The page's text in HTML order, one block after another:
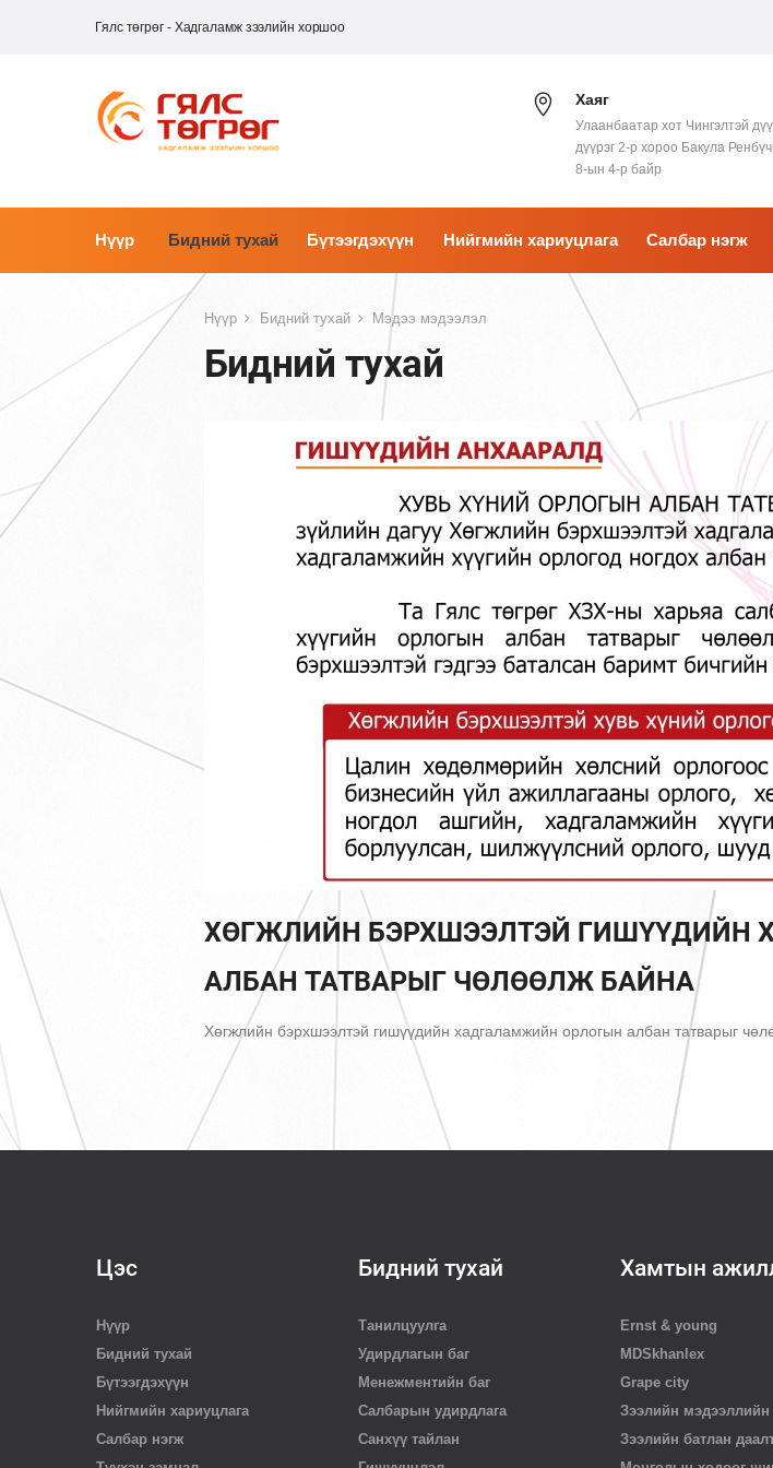
Гялс төгрөг - Хадгаламж зээлийн хоршоо
Хаяг
Улаанбаатар хот Чингэлтэй
дүүрэг 2-р хороо Бакула
8-ын 4-р байр
Нүүр Бидний тухай Бүтээгдэхүүн Нийгмийн хариуцлага Салбар нэгж
Нүүр Бидний тухай Мэдээ мэдээлэл
Бидний тухай
ХӨГЖЛИЙН БЭРХШЭЭЛТЭЙ ГИШҮҮДИЙН
АЛБАН ТАТВАРЫГ ЧӨЛӨӨЛЖ БАЙНА
Хөгжлийн бэрхшээлтэй гишүүдийн хадгаламжийн орлогын албан татварыг
Цэс
Нүүр
Бидний тухай
Бүтээгдэхүүн
Нийгмийн хариуцлага
Салбар нэгж
Бидний тухай
Танилцуулга
Удирдлагын баг
Менежментийн баг
Салбарын удирдлага
Санхүү тайлан
Хамтын
Ernst & young
MDSkhanlex
Grape city
Зээлийн мэдээллийн
Зээлийн батлан